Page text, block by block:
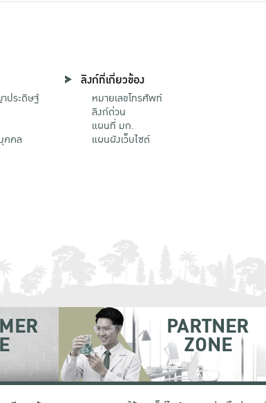
ประดิษฐ์
คคล
ลิงก์ที่เกี่ยวข้อง
หมายเลขโทรศัพท์
ลิงก์ด่วน
แผนที่ มก.
แผนผังเว็บไซต์
PARTNER
ZONE